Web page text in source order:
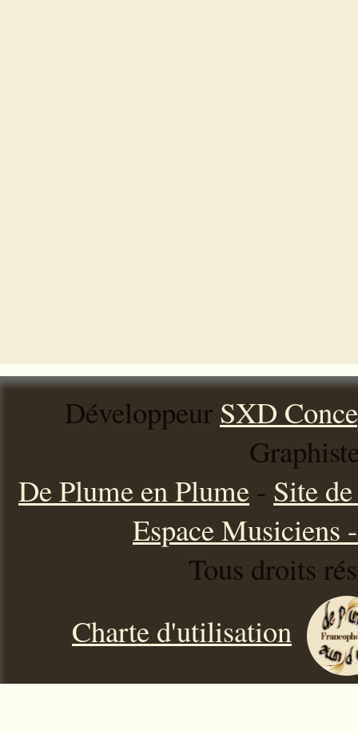
Développeur SXD
De Plume en Plume - Site
Espace Musiciens
Tous droits
Charte d'utilisation